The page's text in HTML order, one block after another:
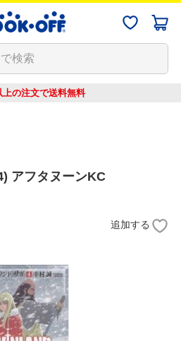
上の注文で送料無料
アフタヌーンKC
追加する